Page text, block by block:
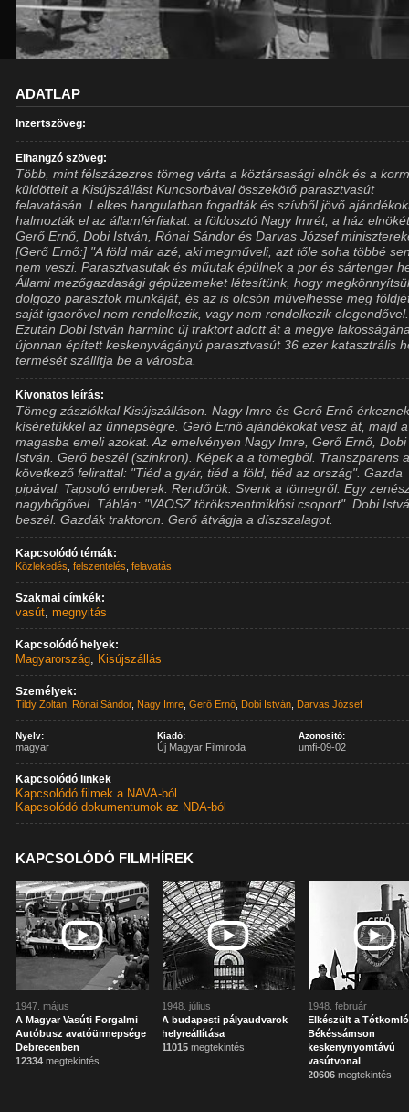
ADATLAP
Inzertszöveg:
Elhangzó szöveg:
Több, mint félszázezres tömeg várta a köztársasági elnök és a
küldötteit a Kisújszállást Kuncsorbával összekötő parasztvasút
felavatásán. Lelkes hangulatban fogadták és szívből jövő
halmozták el az államférfiakat: a földosztó Nagy Imrét, a ház
Gerő Ernő, Dobi István, Rónai Sándor és Darvas József
[Gerő Ernő:] "A föld már azé, aki megműveli, azt tőle soha többé
nem veszi. Parasztvasutak és műutak épülnek a por és sártenger
Állami mezőgazdasági gépüzemeket létesítünk, hogy
dolgozó parasztok munkáját, és az is olcsón művelhesse meg
saját igaerővel nem rendelkezik, vagy nem rendelkezik
Ezután Dobi István harminc új traktort adott át a megye
újonnan épített keskenyvágányú parasztvasút 36 ezer katasztrális
termését szállítja be a városba.
Kivonatos leírás:
Tömeg zászlókkal Kisújszálláson. Nagy Imre és Gerő Ernő
kíséretükkel az ünnepségre. Gerő Ernő ajándékokat vesz át, majd a
magasba emeli azokat. Az emelvényen Nagy Imre, Gerő Ernő, Dobi
István. Gerő beszél (szinkron). Képek a a tömegből. Transzparens
következő felirattal: "Tiéd a gyár, tiéd a föld, tiéd az ország". Gazda
pipával. Tapsoló emberek. Rendőrök. Svenk a tömegről. Egy
nagybőgővel. Táblán: "VAOSZ törökszentmiklósi csoport". Dobi
beszél. Gazdák traktoron. Gerő átvágja a díszszalagot.
Kapcsolódó témák:
Közlekedés ,felszentelés ,felavatás
Szakmai címkék:
vasút,megnyitás
Kapcsolódó helyek:
Magyarország, Kisújszállás
Személyek:
Tildy Zoltán Rónai Sándor, Nagy Imre ,Gerő Ernő Dobi István Darvas József
Nyelv:
magyar
Kiadó:
Új Magyar Filmiroda
Azonosító:
umfi-09-02
Kapcsolódó linkek
Kapcsolódó filmek a NAVA-ból
Kapcsolódó dokumentumok az NDA-ból
KAPCSOLÓDÓ FILMHÍREK
1947. május
A Magyar Vasúti Forgalmi
Autóbusz avatóünnepsége
Debrecenben
12334 megtekintés
1948. július
A budapesti pályaudvarok
helyreállítása
11015 megtekintés
1948. február
Elkészült a
Békéssámson
keskenynyomtávú
vasútvonal
20606 megtekintés